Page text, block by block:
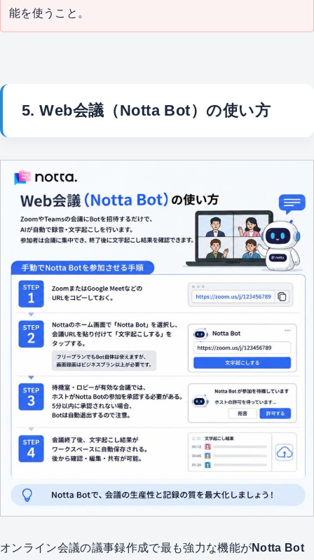
能を使うこと。
5. Web会議（Notta Bot）の使い方
オンライン会議の議事録作成で最も強力な機能がNotta Bot